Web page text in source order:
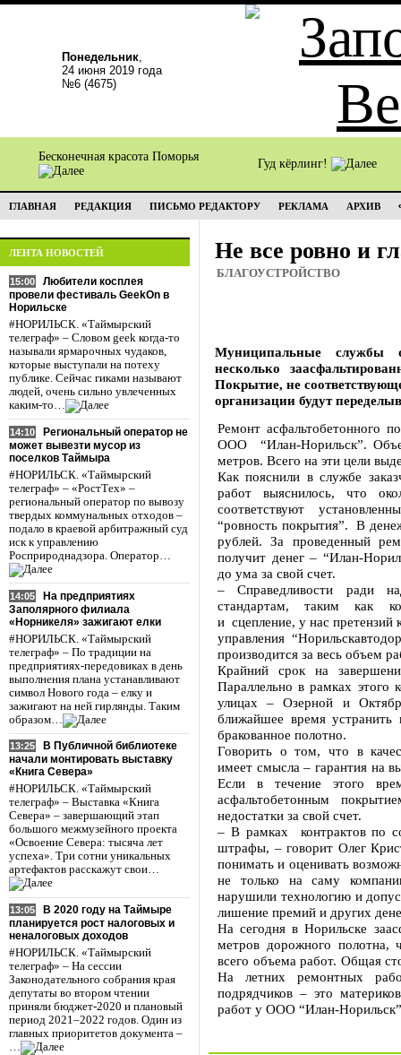
Понедельник,
24 июня 2019 года
№6 (4675)
Бесконечная красота Поморья
Гуд кёрлинг!
ГЛАВНАЯ РЕДАКЦИЯ ПИСЬМО РЕДАКТОРУ РЕКЛАМА АРХИВ
ЛЕНТА НОВОСТЕЙ
15:00
Любители косплея
провели фестиваль GeekOn в
Норильске
#НОРИЛЬСК. «Таймырский
телеграф» – Словом geek когда-то
называли ярмарочных чудаков,
которые выступали на потеху
публике. Сейчас гиками называют
людей, очень сильно увлеченных
каким-то…
14:10
Региональный оператор не
может вывезти мусор из
поселков Таймыра
#НОРИЛЬСК. «Таймырский
телеграф» – «РостТех» –
региональный оператор по вывозу
твердых коммунальных отходов –
подало в краевой арбитражный суд
иск к управлению
Росприроднадзора. Оператор…
14:05
На предприятиях
Заполярного филиала
«Норникеля» зажигают елки
#НОРИЛЬСК. «Таймырский
телеграф» – По традиции на
предприятиях-передовиках в день
выполнения плана устанавливают
символ Нового года – елку и
зажигают на ней гирлянды. Таким
образом…
13:25
В Публичной библиотеке
начали монтировать выставку
«Книга Севера»
#НОРИЛЬСК. «Таймырский
телеграф» – Выставка «Книга
Севера» – завершающий этап
большого межмузейного проекта
«Освоение Севера: тысяча лет
успеха». Три сотни уникальных
артефактов расскажут свои…
13:05
В 2020 году на Таймыре
планируется рост налоговых и
неналоговых доходов
#НОРИЛЬСК. «Таймырский
телеграф» – На сессии
Законодательного собрания края
депутаты во втором чтении
приняли бюджет-2020 и плановый
период 2021–2022 годов. Один из
главных приоритетов документа –
…
Не все ровно и
БЛАГОУСТРОЙСТВО
Муниципальные службы
несколько
Покрытие, не
организации будут
Ремонт асфальтобетонного
ООО “Илан-Норильск”.
метров. Всего на эти цели
Как пояснили в службе
работ выяснилось, что
соответствуют
“ровность покрытия”. В
рублей. За проведенный
получит денег – “Илан-
до ума за свой счет.
– Справедливости ради
стандартам, таким как
и сцепление, у нас претензий
управления
производится за весь объем
Крайний срок на
Параллельно в рамках этого
улицах – Озерной и
ближайшее время устранить
бракованное полотно.
Говорить о том, что в
имеет смысла – гарантия на
Если в течение этого
асфальтобетонным
недостатки за свой счет.
– В рамках контрактов по
штрафы, – говорит Олег
понимать и оценивать
не только на саму
нарушили технологию и
лишение премий и других
На сегодня в Норильске
метров дорожного полотна,
всего объема работ. Общая
На летних ремонтных
подрядчиков – это
работ у ООО “Илан-